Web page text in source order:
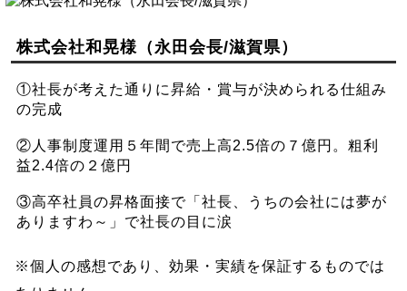
株式会社和晃様（永田会長/滋賀県）
①社長が考えた通りに昇給・賞与が決められる仕組み
の完成
②人事制度運用５年間で売上高2.5倍の７億円。粗利
益2.4倍の２億円
③高卒社員の昇格面接で「社長、うちの会社には夢が
ありますわ～」で社長の目に涙
※個人の感想であり、効果・実績を保証するものでは